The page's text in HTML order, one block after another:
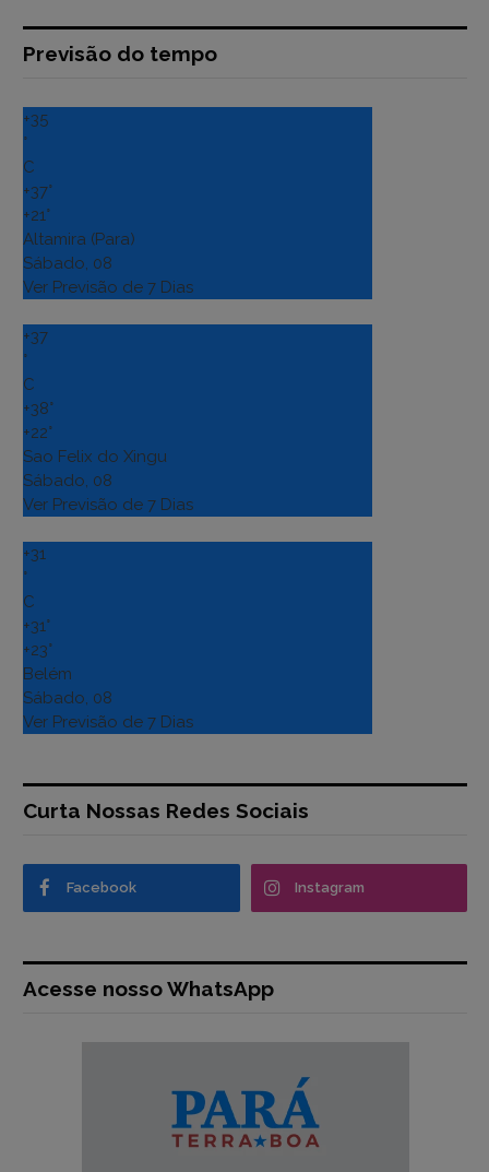
Previsão do tempo
+35
°
C
+37°
+21°
Altamira (Para)
Sábado, 08
Ver Previsão de 7 Dias
+37
°
C
+38°
+22°
Sao Felix do Xingu
Sábado, 08
Ver Previsão de 7 Dias
+31
°
C
+31°
+23°
Belém
Sábado, 08
Ver Previsão de 7 Dias
Curta Nossas Redes Sociais
Facebook Instagram
Acesse nosso WhatsApp